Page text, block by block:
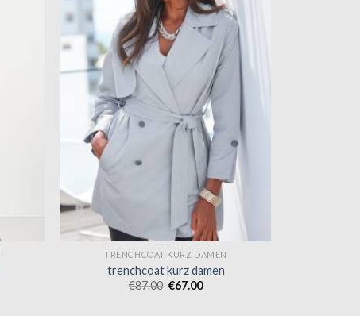
TRENCHCOAT KURZ DAMEN
trenchcoat kurz damen
€87.00 €67.00